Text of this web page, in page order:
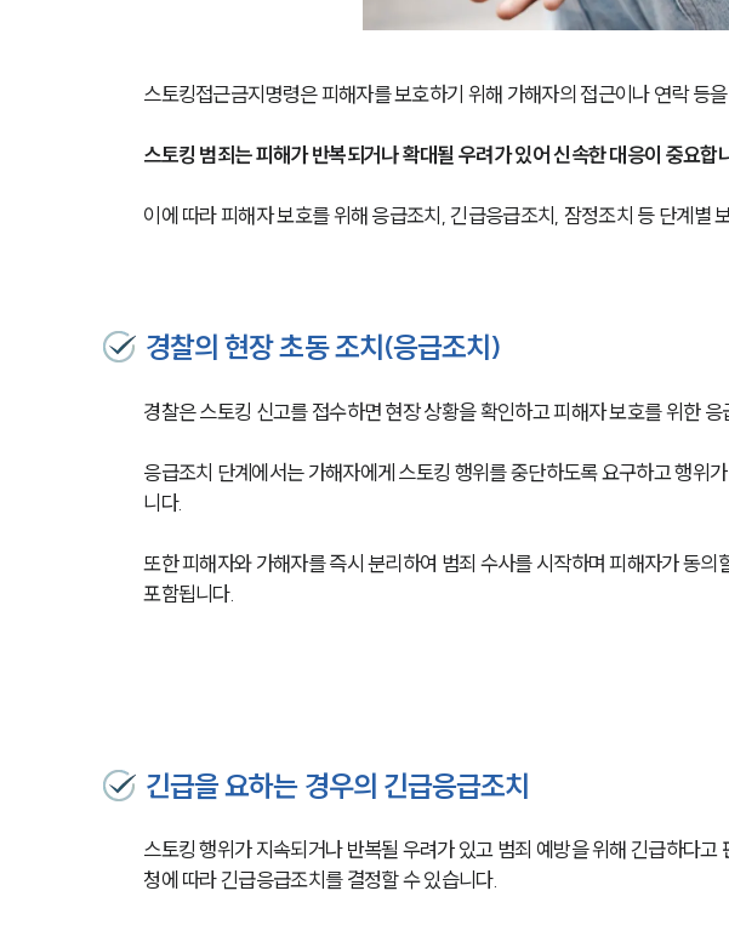
스토킹접근금지명령은 피해자를 보호하기 위해 가해자의 접근이나 연락 등
스토킹 범죄는 피해가 반복되거나 확대될 우려가 있어 신속한 대응이 중요합
이에 따라 피해자 보호를 위해 응급조치, 긴급응급조치, 잠정조치 등 단계별
경찰의 현장 초동 조치(응급조치)
경찰은 스토킹 신고를 접수하면 현장 상황을 확인하고 피해자 보호를 위한 응
응급조치 단계에서는 가해자에게 스토킹 행위를 중단하도록 요구하고 행위
니다.
또한 피해자와 가해자를 즉시 분리하여 범죄 수사를 시작하며 피해자가 동
포함됩니다.
긴급을 요하는 경우의 긴급응급조치
스토킹 행위가 지속되거나 반복될 우려가 있고 범죄 예방을 위해 긴급하다
청에 따라 긴급응급조치를 결정할 수 있습니다.